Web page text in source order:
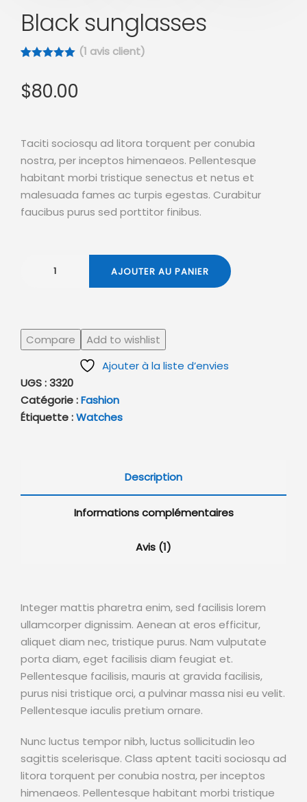
Black sunglasses
basé sur
notation
(1 avis client)
$80.00
Taciti sociosqu ad litora torquent per conubia
nostra, per inceptos himenaeos. Pellentesque
habitant morbi tristique senectus et netus et
malesuada fames ac turpis egestas. Curabitur
faucibus purus sed porttitor finibus.
AJOUTER AU PANIER
Compare
Add to wishlist
Ajouter à la liste d’envies
UGS :3320
Catégorie :Fashion
Étiquette :Watches
Description
Informations complémentaires
Avis (1)
Integer mattis pharetra enim, sed facilisis lorem
ullamcorper dignissim. Aenean at eros efficitur,
aliquet diam nec, tristique purus. Nam vulputate
porta diam, eget facilisis diam feugiat et.
Pellentesque facilisis, mauris at gravida facilisis,
purus nisi tristique orci, a pulvinar massa nisi eu velit.
Pellentesque iaculis pretium ornare.
Nunc luctus tempor nibh, luctus sollicitudin leo
sagittis scelerisque. Class aptent taciti sociosqu ad
litora torquent per conubia nostra, per inceptos
himenaeos. Pellentesque habitant morbi tristique